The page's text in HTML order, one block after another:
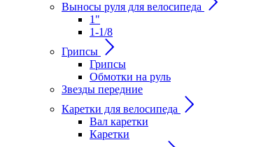
Выносы руля для велосипеда
1"
1-1/8
Грипсы
Грипсы
Обмотки на руль
Звезды передние
Каретки для велосипеда
Вал каретки
Каретки